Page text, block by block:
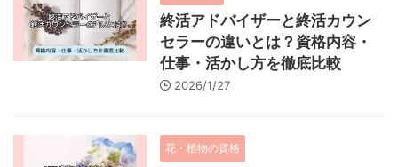
終活アドバイザーと終活カウン
セラーの違いとは？資格内容・
仕事・活かし方を徹底比較
2026/1/27
花・植物の資格